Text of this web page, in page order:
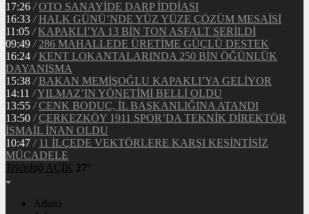
17:26 / OTO SANAYİDE DARP İDDİASI
16:33 / HALK GÜNÜ’NDE YÜZ YÜZE ÇÖZÜM MESAİSİ
11:05 / KAPAKLI’YA 13 BİN TON ASFALT SERİLDİ
09:49 / 286 MAHALLEDE ÜRETİME GÜÇLÜ DESTEK
16:24 / KENT LOKANTALARINDA 250 BİN ÖĞÜNLÜK
DAYANIŞMA
15:38 / BAKAN MEMİŞOĞLU KAPAKLI’YA GELİYOR
14:11 /YILMAZ’IN YÖNETİMİ BELLİ OLDU
13:55 / CENK BODUÇ, İL BAŞKANLIĞINA ATANDI
13:50 / ÇERKEZKÖY 1911 SPOR’DA TEKNİK DİREKTÖR
İSMAİL İNAN OLDU
10:47 / 11 İLÇEDE VEKTÖRLERE KARŞI KESİNTİSİZ
MÜCADELE
Tekirdağ AÇIK 27°
Adana